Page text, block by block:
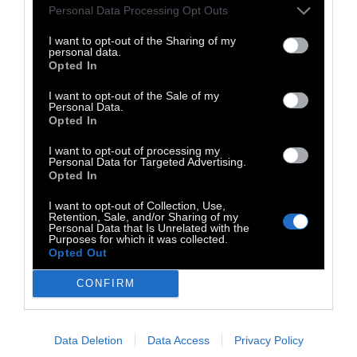
Personal Data Processing Opt Outs
I want to opt-out of the Sharing of my
personal data.
Opted In
I want to opt-out of the Sale of my
Personal Data.
Opted In
I want to opt-out of processing my
Personal Data for Targeted Advertising.
Opted In
I want to opt-out of Collection, Use,
Retention, Sale, and/or Sharing of my
Personal Data that Is Unrelated with the
Purposes for which it was collected.
Opted Out
CONFIRM
Data Deletion Data Access Privacy Policy
το συγκεκριμένο video για να δείξει στον
κόσμο «τον τρόμο και την τρέλα των
πυρηνικών όπλων». Ακούει κανείς;